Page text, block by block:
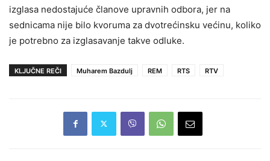
izglasa nedostajuće članove upravnih odbora, jer na
sednicama nije bilo kvoruma za dvotrećinsku većinu, koliko
je potrebno za izglasavanje takve odluke.
KLJUČNE REČI Muharem Bazdulj REM RTS RTV